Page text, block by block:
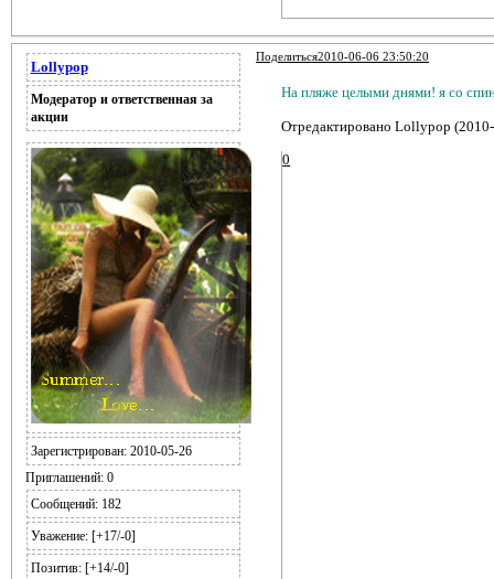
Поделиться2010-06-06 23:50:20
Lollypop
Модератор и ответственная за
акции
Зарегистрирован: 2010-05-26
Приглашений:0
Сообщений:182
Уважение: [+17/-0]
Позитив:
[+14/-0]
На пляже целыми днями! я со
Отредактировано Lollypop
0